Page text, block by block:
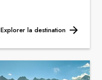
Explorer la destination